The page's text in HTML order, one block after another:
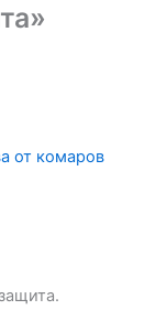
от комаров